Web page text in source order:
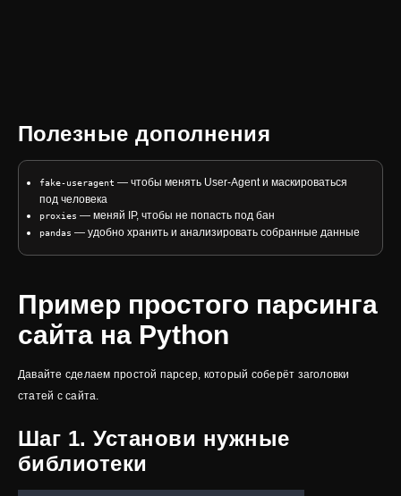
Полезные дополнения
fake-useragent — чтобы менять User-Agent и маскироваться
под человека
proxies — меняй IP, чтобы не попасть под бан
pandas — удобно хранить и анализировать собранные данные
Пример простого парсинга
сайта на Python
Давайте сделаем простой парсер, который соберёт заголовки
статей с сайта.
Шаг 1. Установи нужные
библиотеки